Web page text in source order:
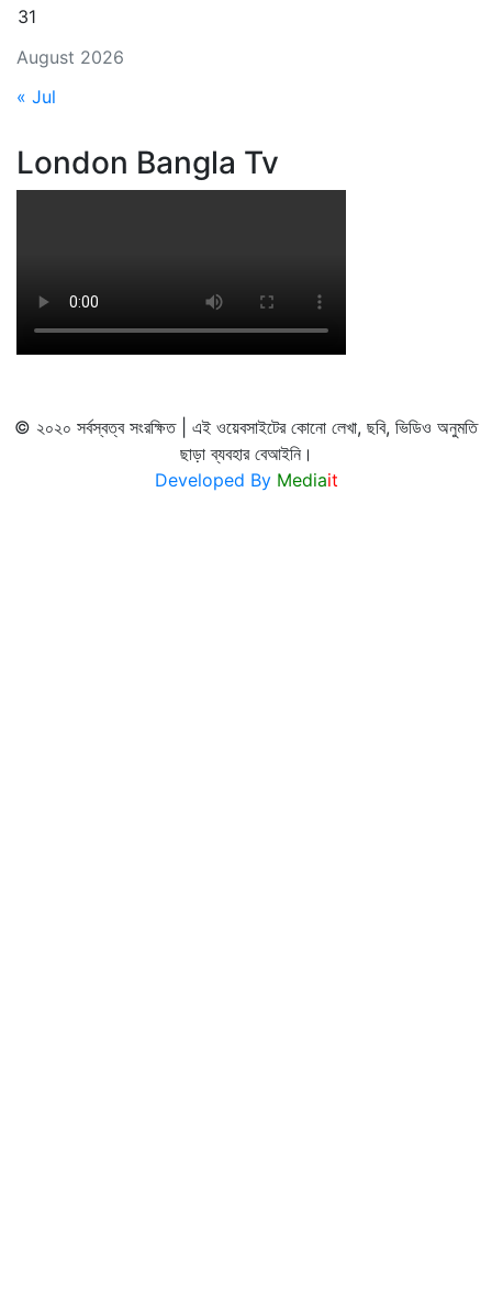
August 2026
31
« Jul
London Bangla Tv
© ২০২০ সর্বস্বত্ব সংরক্ষিত | এই ওয়েবসাইটের কোনো লেখা, ছবি, ভিডিও অনুমতি
ছাড়া ব্যবহার বেআইনি।
Developed By Mediait